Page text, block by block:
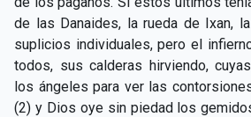
de las Danaides, la rueda de Ixan,
suplicios individuales, pero el
todos, sus calderas hirviendo,
los ángeles para ver las
(2) y Dios oye sin piedad los